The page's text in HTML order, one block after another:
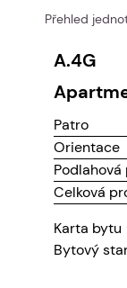
Přehled
A.4G
Patro
Orientace
Celková
Karta bytu
Bytový